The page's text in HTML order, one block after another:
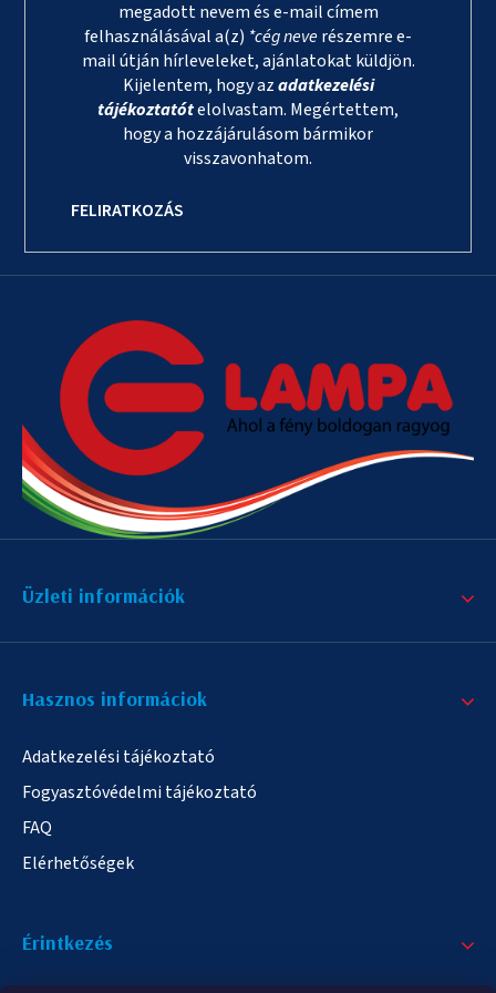
megadott nevem és e-mail címem
felhasználásával a(z) *cég neverészemre e-
mail útján hírleveleket, ajánlatokat küldjön.
Kijelentem, hogy azadatkezelési
tájékoztatótelolvastam. Megértettem,
hogy a hozzájárulásom bármikor
visszavonhatom.
FELIRATKOZÁS
Üzleti információk
Hasznos informáciok
Adatkezelési tájékoztató
Fogyasztóvédelmi tájékoztató
FAQ
Elérhetőségek
Érintkezés